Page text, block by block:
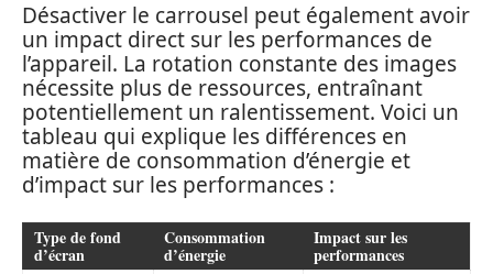
Désactiver le carrousel peut également avoir
un impact direct sur les performances de
l’appareil. La rotation constante des images
nécessite plus de ressources, entraînant
potentiellement un ralentissement. Voici un
tableau qui explique les différences en
matière de consommation d’énergie et
d’impact sur les performances :
Type de fond
d’écran
Consommation
d’énergie
Impact sur les
performances